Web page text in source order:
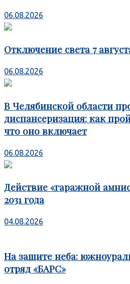
06.08.2026
Отключение света 7
06.08.2026
В Челябинской области
диспансеризация: как
что оно включает
06.08.2026
Действие «гаражной
2031 года
04.08.2026
На защите неба:
отряд «БАРС»